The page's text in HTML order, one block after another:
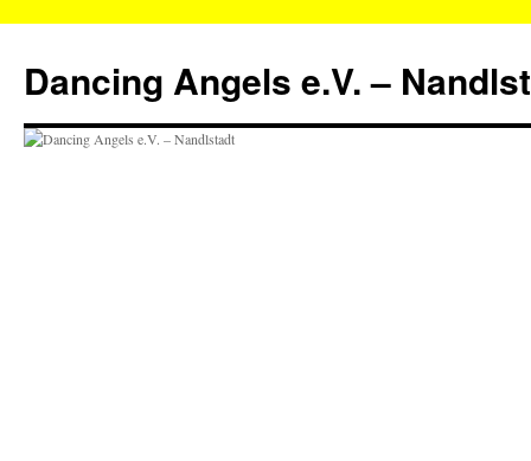
springen
Dancing Angels e.V. –